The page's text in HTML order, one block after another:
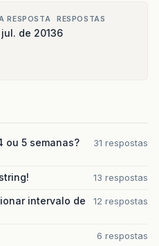
2 && testeDia
RESPOSTA
de 2013
RESPOSTAS
6
ou 5 semanas?
31 respostas
13 respostas
intervalo de
12 respostas
6 respostas